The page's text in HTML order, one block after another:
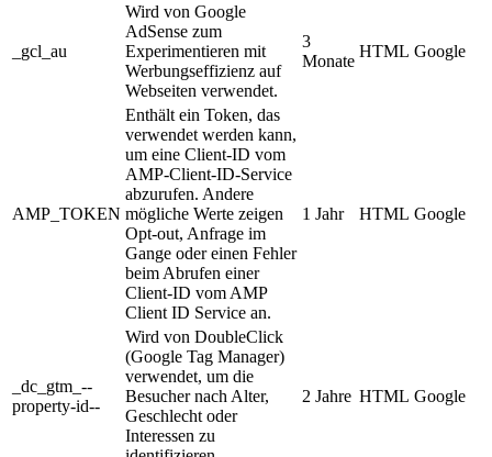
_gcl_au
Wird von Google
AdSense zum
Experimentieren mit
Werbungseffizienz auf
Webseiten verwendet.
3
Monate
HTML Google
AMP_TOKEN
Enthält ein Token, das
verwendet werden kann,
um eine Client-ID vom
AMP-Client-ID-Service
abzurufen. Andere
mögliche Werte zeigen
Opt-out, Anfrage im
Gange oder einen Fehler
beim Abrufen einer
Client-ID vom AMP
Client ID Service an.
1 Jahr HTML Google
_dc_gtm_--
property-id--
Wird von DoubleClick
(Google Tag Manager)
verwendet, um die
Besucher nach Alter,
Geschlecht oder
Interessen zu
2 Jahre HTML Google